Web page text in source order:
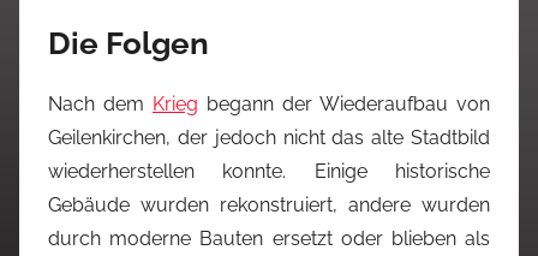
Die Folgen
Nach dem Krieg begann der Wiederaufbau von
Geilenkirchen, der jedoch nicht das alte Stadtbild
wiederherstellen konnte. Einige historische
Gebäude wurden rekonstruiert, andere wurden
durch moderne Bauten ersetzt oder blieben als